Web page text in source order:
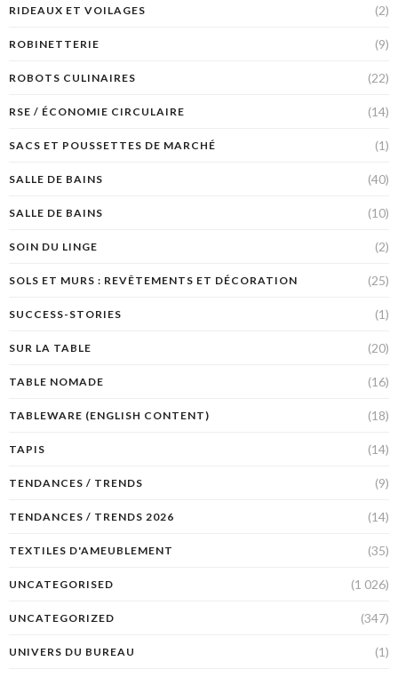
RIDEAUX ET VOILAGES (2)
ROBINETTERIE (9)
ROBOTS CULINAIRES (22)
RSE / ÉCONOMIE CIRCULAIRE (14)
SACS ET POUSSETTES DE MARCHÉ (1)
SALLE DE BAINS (40)
SALLE DE BAINS (10)
SOIN DU LINGE (2)
SOLS ET MURS : REVÊTEMENTS ET DÉCORATION (25)
SUCCESS-STORIES (1)
SUR LA TABLE (20)
TABLE NOMADE (16)
TABLEWARE (ENGLISH CONTENT) (18)
TAPIS (14)
TENDANCES / TRENDS (9)
TENDANCES / TRENDS 2026 (14)
TEXTILES D'AMEUBLEMENT (35)
UNCATEGORISED (1 026)
UNCATEGORIZED (347)
UNIVERS DU BUREAU (1)